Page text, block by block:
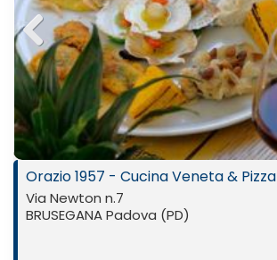
Previ
ous
Orazio 1957 - Cucina Veneta & Pizza
Via Newton n.7
BRUSEGANA Padova (PD)